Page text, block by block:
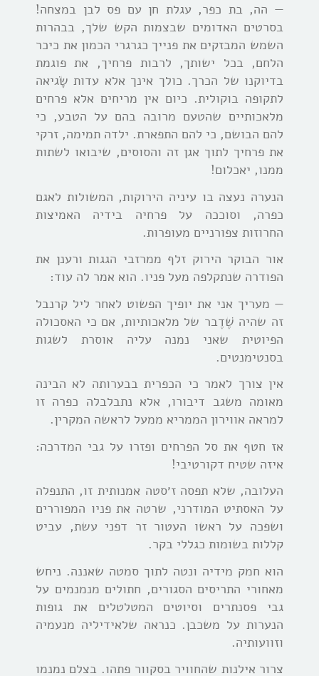
— הה, בת כפר, עגלת חן עם פס לבן במצחה!
בסרטים האדומים שבצמות הקש שלך, בבהרות
השמש המבזקים את פנייך כגרגרי הכמון את כיכר
הלחם, בכל ישותך, לרבות פרחיך, את פוגמת
בדיוקנו של הכרך. כולך אינך אלא עדות שָׂגיאה
לתקופה בוקולית. כיום אין מריחים אלא פרחים
מלאכותיים שהטעם מרובה בהם על הטבע, כי
להם הבושם, כי להם התפארת. ילדה תמימה, זרקי
את פרחיך לתוך אגן זה והסוסים, שיבואו לשתות
ממנו, יאכלום!
הנערה נעצה בו עיניה הירוקות, המשולות לאגם
כפרה, וסוככה על פרחיה בידיה האמיצות
החרוזות צפורניים מעופרות.
אור הבוקר הירוק זלף ממרזבי הגגות ורענן את
הפודרה שנתקלפה מעל פניו. הוא אמר לה עוד:
— מעריך אני את יופיך הפשוט לאחר ליל קרנבל
זה שהיה שֶׁדֶבר של מלאכותיות, אם כי האסכולה
הפיוטית שאני נמנה עליה אוסרת לשגות
בסנטימנטים.
אין צורך לאמר כי הכפרית בבערותה לא הבינה
מאומה משגב דיבורו, אלא נתבלבלה כפרה זו
למראה אווירון הממריא ממעל לראשה המקרין.
אז חטף את סל הפרחים ופזרו על גבי המדרכה:
איזה שטיח דקורטיבי!
העלובה, שלא תפסה ז׳סטה אמנותית זו, התנפלה
על האסתיט המודרני, שרטה את פניו המפוררים
ושפכה על ראשו העטור זר דפני עשת, עביט
קללות בשומות כגללי בקר.
הוא חמק מידיה ונטה לתוך סמטה שאננה. ניחש
מאחורי התריסים הסגורים, חתולים מנמנמים על
גבי פסנתרים וסיוטים המטלטלים את גופות
הנערות על משכבן. כנראה שלאידיליה מנעמיה
וזוועותיה.
צרור אילנות שהחוויר בסקוור פתהו. בצלם נמנמו